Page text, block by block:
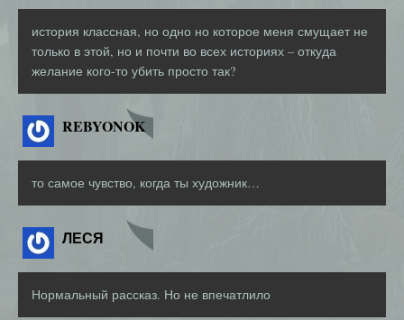
история классная, но одно но которое меня смущает не
только в этой, но и почти во всех историях – откуда
желание кого-то убить просто так?
REBYONOK
то самое чувство, когда ты художник…
ЛЕСЯ
Нормальный рассказ. Но не впечатлило